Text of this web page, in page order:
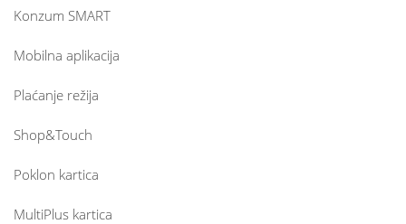
Konzum SMART
Mobilna aplikacija
Plaćanje režija
Shop&Touch
Poklon kartica
MultiPlus kartica